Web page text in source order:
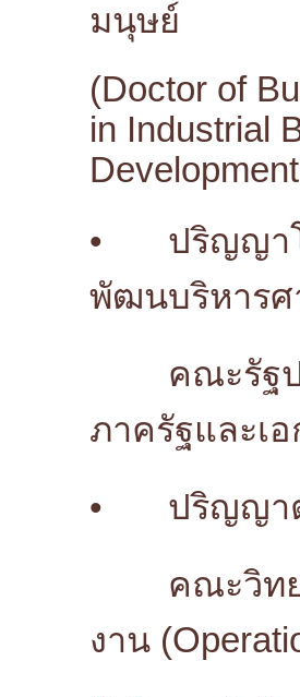
มนุษย์
(Doctor of
in Industrial
•
ปริญญ
พัฒนบริหารศ
คณะรัฐ
ภาครัฐและเ
•
ปริญญ
คณะวิท
งาน